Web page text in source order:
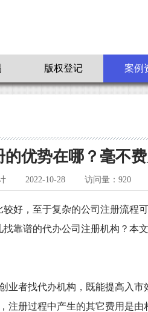
版权登记 案例
优势在哪？毫不费
2022-10-28 访问量：920
好，至于复杂的公司注册流程
靠谱的代办公司注册机构？本
业者找代办机构，既能提高入市
注册过程中产生的其它费用是